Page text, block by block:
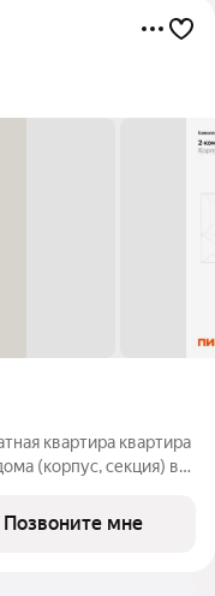
квартира квартира
(корпус, секция) в
и 20
Позвоните мне